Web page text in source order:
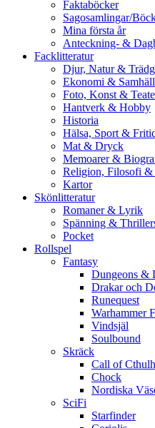
Faktaböcker
Sagosamlingar/
Mina första år
Anteckning- &
Facklitteratur
Djur, Natur &
Ekonomi &
Foto, Konst &
Hantverk & Hobby
Historia
Hälsa, Sport &
Mat & Dryck
Memoarer &
Religion, Filosofi &
Kartor
Skönlitteratur
Romaner & Lyrik
Spänning &
Pocket
Rollspel
Fantasy
Dungeons &
Drakar och
Runequest
Warhammer
Vindsjäl
Soulbound
Skräck
Call of
Chock
Nordiska
SciFi
Starfinder